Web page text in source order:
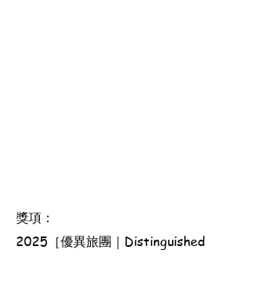
獎項：
2025［優異旅團｜Distinguished